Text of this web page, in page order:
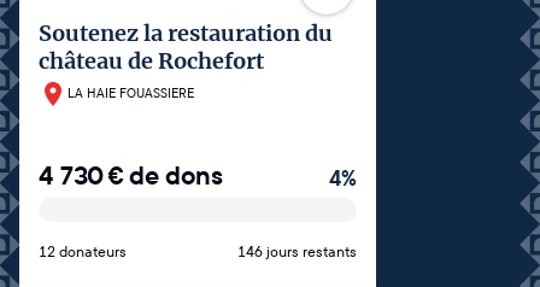
Soutenez la restauration du
château de Rochefort
LA HAIE FOUASSIERE
4 730€de dons 4%
12 donateurs 146 jours restants